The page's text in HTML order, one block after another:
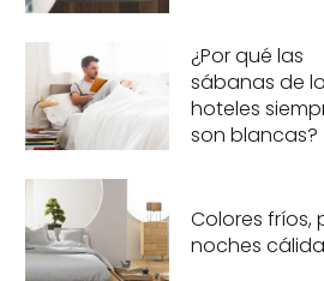
¿Por qué las
sábanas de
hoteles
son blancas?
Colores fríos,
noches